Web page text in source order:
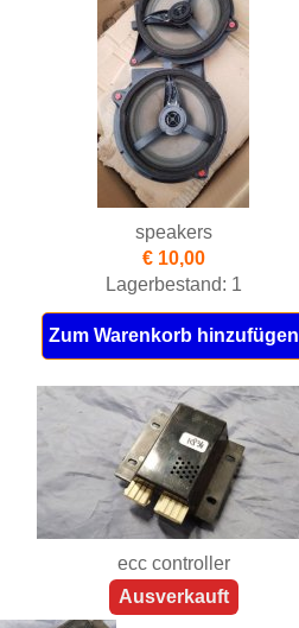
speakers
€ 10,00
Lagerbestand: 1
Zum Warenkorb hinzufügen
ecc controller
Ausverkauft